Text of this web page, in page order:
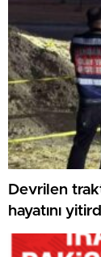
Devrilen
hayatını